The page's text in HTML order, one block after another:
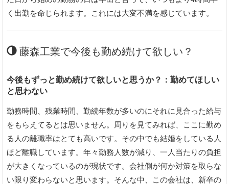
く出勤を命じられます。これには大変不満を感じています。
藤森工業で今後も勤め続けて欲しい？
今後もずっと勤め続けて欲しいと思うか？：勤めてほしい
と思わない
勤務時間、残業時間、勤続年数が多いのにそれに見合った給与
をもらえてるとは思いません。周りを見てみれば、ここに勤め
る人の離職率はとても高いです。その中でも結婚をしている人
ほど離職しています。年々勤務人数が減り、一人当たりの負担
が大きくなっているのが現状です。会社側が何か対策を取らな
い限り変わらないと思います。そんな中、この会社は、新卒の